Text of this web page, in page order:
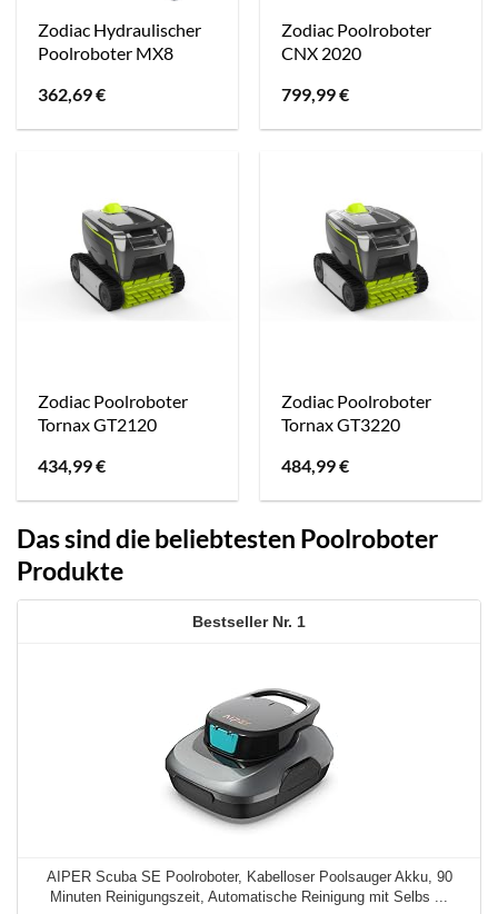
Zodiac Hydraulischer
Poolroboter MX8
362,69€
Zodiac Poolroboter
CNX 2020
799,99€
Zodiac Poolroboter
Tornax GT2120
434,99€
Zodiac Poolroboter
Tornax GT3220
484,99€
Das sind die beliebtesten Poolroboter
Produkte
1
AIPER Scuba SE Poolroboter, Kabelloser Poolsauger Akku, 90
Minuten Reinigungszeit, Automatische Reinigung mit Selbs ...